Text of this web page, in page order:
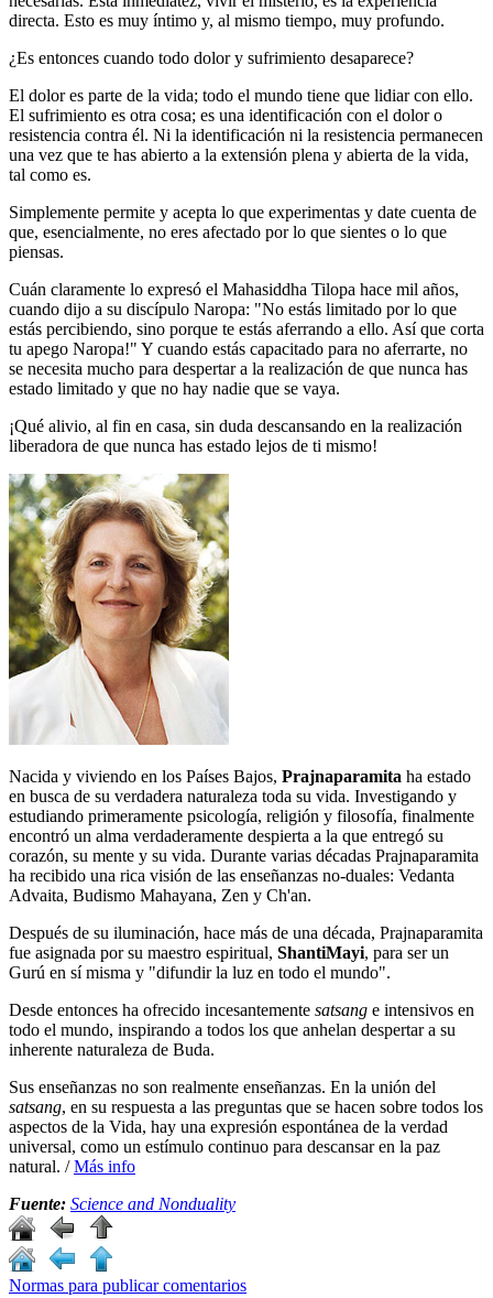
directa. Esto es muy íntimo y, al mismo tiempo, muy profundo.
¿Es entonces cuando todo dolor y sufrimiento desaparece?
El dolor es parte de la vida; todo el mundo tiene que lidiar con ello.
El sufrimiento es otra cosa; es una identificación con el dolor o
resistencia contra él. Ni la identificación ni la resistencia permanecen
una vez que te has abierto a la extensión plena y abierta de la vida,
tal como es.
Simplemente permite y acepta lo que experimentas y date cuenta de
que, esencialmente, no eres afectado por lo que sientes o lo que
piensas.
Cuán claramente lo expresó el Mahasiddha Tilopa hace mil años,
cuando dijo a su discípulo Naropa: "No estás limitado por lo que
estás percibiendo, sino porque te estás aferrando a ello. Así que corta
tu apego Naropa!" Y cuando estás capacitado para no aferrarte, no
se necesita mucho para despertar a la realización de que nunca has
estado limitado y que no hay nadie que se vaya.
¡Qué alivio, al fin en casa, sin duda descansando en la realización
liberadora de que nunca has estado lejos de ti mismo!
Nacida y viviendo en los Países Bajos, Prajnaparamita ha estado
en busca de su verdadera naturaleza toda su vida. Investigando y
estudiando primeramente psicología, religión y filosofía, finalmente
encontró un alma verdaderamente despierta a la que entregó su
corazón, su mente y su vida. Durante varias décadas Prajnaparamita
ha recibido una rica visión de las enseñanzas no-duales: Vedanta
Advaita, Budismo Mahayana, Zen y Ch'an.
Después de su iluminación, hace más de una década, Prajnaparamita
fue asignada por su maestro espiritual, ShantiMayi, para ser un
Gurú en sí misma y "difundir la luz en todo el mundo".
Desde entonces ha ofrecido incesantemente satsang e intensivos en
todo el mundo, inspirando a todos los que anhelan despertar a su
inherente naturaleza de Buda.
Sus enseñanzas no son realmente enseñanzas. En la unión del
satsang, en su respuesta a las preguntas que se hacen sobre todos los
aspectos de la Vida, hay una expresión espontánea de la verdad
universal, como un estímulo continuo para descansar en la paz
natural. /Más info
Fuente: Science and Nonduality
Normas para publicar comentarios